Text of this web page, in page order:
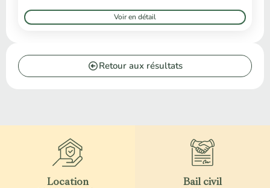
Voir en détail
Retour aux résultats
Location
Bail civil